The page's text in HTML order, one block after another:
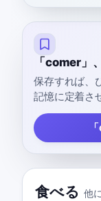
「comer」
保存すれば、
記憶に定着さ
食べる 他